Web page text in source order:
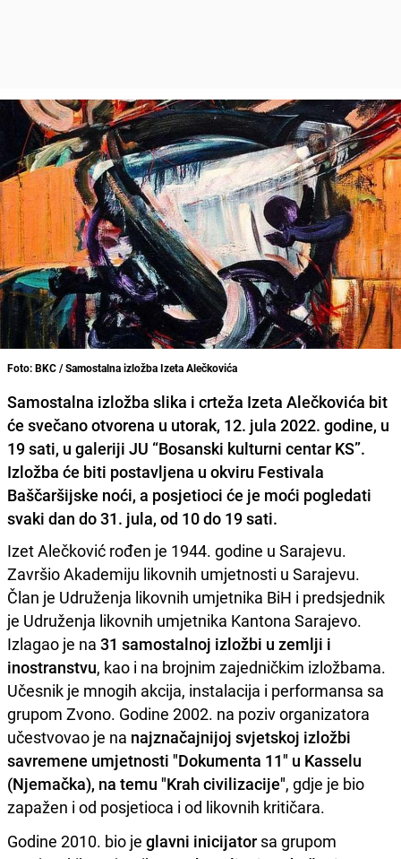
Foto: BKC / Samostalna izložba Izeta Alečkovića
Samostalna izložba slika i crteža Izeta Alečkovića bit
će svečano otvorena u utorak, 12. jula 2022. godine, u
19 sati, u galeriji JU “Bosanski kulturni centar KS”.
Izložba će biti postavljena u okviru Festivala
Baščaršijske noći, a posjetioci će je moći pogledati
svaki dan do 31. jula, od 10 do 19 sati.
Izet Alečković rođen je 1944. godine u Sarajevu.
Završio Akademiju likovnih umjetnosti u Sarajevu.
Član je Udruženja likovnih umjetnika BiH i predsjednik
je Udruženja likovnih umjetnika Kantona Sarajevo.
Izlagao je na 31 samostalnoj izložbi u zemlji i
inostranstvu, kao i na brojnim zajedničkim izložbama.
Učesnik je mnogih akcija, instalacija i performansa sa
grupom Zvono. Godine 2002. na poziv organizatora
učestvovao je na najznačajnijoj svjetskoj izložbi
savremene umjetnosti "Dokumenta 11" u Kasselu
(Njemačka), na temu "Krah civilizacije", gdje je bio
zapažen i od posjetioca i od likovnih kritičara.
Godine 2010. bio je glavni inicijator sa grupom